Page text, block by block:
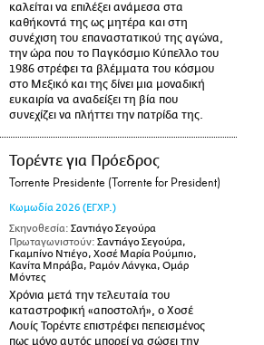
καλείται να επιλέξει ανάμεσα στα
καθήκοντά της ως μητέρα και στη
συνέχιση του επαναστατικού της αγώνα,
την ώρα που το Παγκόσμιο Κύπελλο του
1986 στρέφει τα βλέμματα του κόσμου
στο Μεξικό και της δίνει μια μοναδική
ευκαιρία να αναδείξει τη βία που
συνεχίζει να πλήττει την πατρίδα της.
Τορέντε για Πρόεδρος
Torrente Presidente (Torrente for President)
Κωμωδία 2026 (ΕΓΧΡ.)
Σκηνοθεσία: Σαντιάγο Σεγούρα
Πρωταγωνιστούν: Σαντιάγο Σεγούρα,
Γκαμπίνο Ντιέγο, Χοσέ Μαρία Ρούμπιο,
Κανίτα Μπράβα, Ραμόν Λάνγκα, Ομάρ
Μόντες
Χρόνια μετά την τελευταία του
καταστροφική «αποστολή», ο Χοσέ
Λουίς Τορέντε επιστρέφει πεπεισμένος
πως μόνο αυτός μπορεί να σώσει την